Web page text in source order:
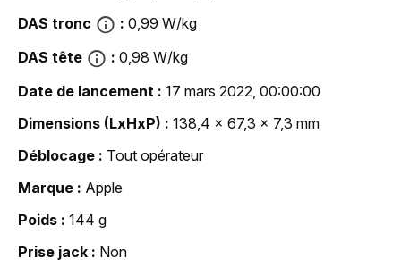
DAS tronc
0,99 W/kg
DAS tête
0,98 W/kg
Date de lancement
17 mars 2022, 00:00:00
Dimensions (LxHxP)
138,4 x 67,3 x 7,3 mm
Déblocage
Tout opérateur
Marque
Apple
Poids
144 g
Prise jack
Non